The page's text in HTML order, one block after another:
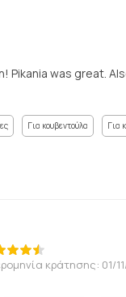
Pikania was great.
Για κουβεντούλα Για
κράτησης: 01/